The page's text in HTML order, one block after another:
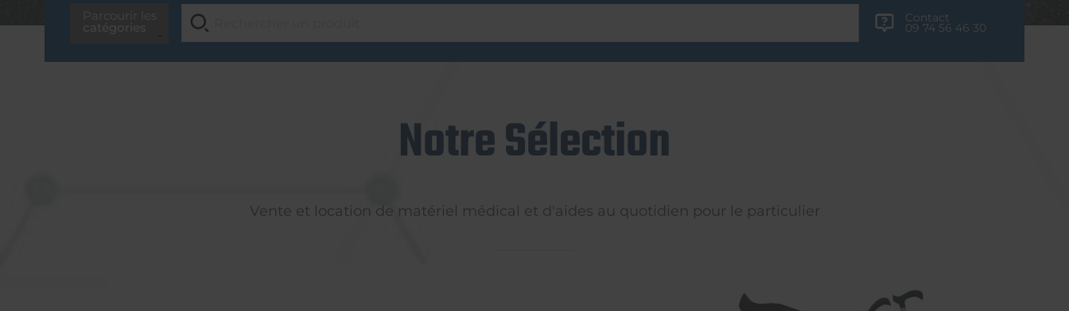
Contact
09 74 56 46 30
Notre Sélection
Vente et location de matériel médical et d'aides au quotidien pour le particulier